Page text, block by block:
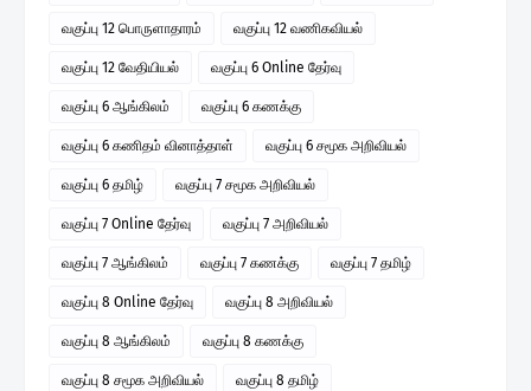
வகுப்பு 12 பொருளாதாரம் வகுப்பு 12 வணிகவியல்
வகுப்பு 12 வேதியியல் வகுப்பு 6 Online தேர்வு
வகுப்பு 6 ஆங்கிலம் வகுப்பு 6 கணக்கு
வகுப்பு 6 கணிதம் வினாத்தாள் வகுப்பு 6 சமூக அறிவியல்
வகுப்பு 6 தமிழ் வகுப்பு 7 சமூக அறிவியல்
வகுப்பு 7 Online தேர்வு வகுப்பு 7 அறிவியல்
வகுப்பு 7 ஆங்கிலம் வகுப்பு 7 கணக்கு வகுப்பு 7 தமிழ்
வகுப்பு 8 Online தேர்வு வகுப்பு 8 அறிவியல்
வகுப்பு 8 ஆங்கிலம் வகுப்பு 8 கணக்கு
வகுப்பு 8 சமூக அறிவியல் வகுப்பு 8 தமிழ்